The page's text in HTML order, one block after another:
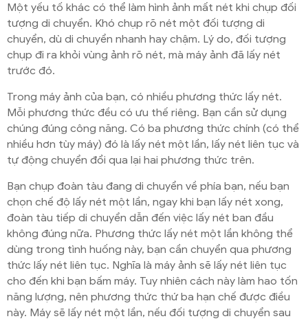
Một yếu tố khác có thể làm hình ảnh mất nét khi chụp đối
tượng di chuyển. Khó chụp rõ nét một đối tượng di
chuyển, dù di chuyển nhanh hay chậm. Lý do, đối tượng
chụp đi ra khỏi vùng ảnh rõ nét, mà máy ảnh đã lấy nét
trước đó.
Trong máy ảnh của bạn, có nhiều phương thức lấy nét.
Mỗi phương thức đều có ưu thế riêng. Bạn cần sử dụng
chúng đúng công năng. Có ba phương thức chính (có thể
nhiều hơn tùy máy) đó là lấy nét một lần, lấy nét liên tục và
tự động chuyển đổi qua lại hai phương thức trên.
Bạn chụp đoàn tàu đang di chuyển về phía bạn, nếu bạn
chọn chế độ lấy nét một lần, ngay khi bạn lấy nét xong,
đoàn tàu tiếp di chuyển dẫn đến việc lấy nét ban đầu
không đúng nữa. Phương thức lấy nét một lần không thể
dùng trong tình huống này, bạn cần chuyển qua phương
thức lấy nét liên tục. Nghĩa là máy ảnh sẽ lấy nét liên tục
cho đến khi bạn bấm máy. Tuy nhiên cách này làm hao tốn
năng lượng, nên phương thức thứ ba hạn chế được điều
này. Máy sẽ lấy nét một lần, nếu đối tượng di chuyển sau